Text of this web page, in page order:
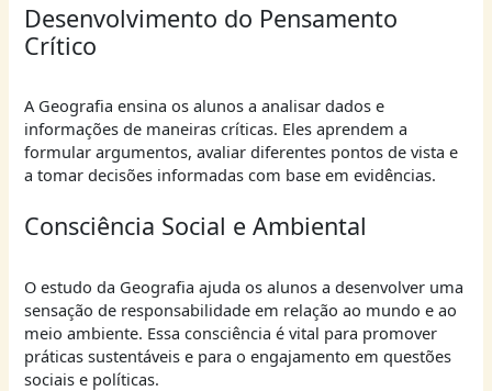
Desenvolvimento do Pensamento
Crítico
A Geografia ensina os alunos a analisar dados e
informações de maneiras críticas. Eles aprendem a
formular argumentos, avaliar diferentes pontos de vista e
a tomar decisões informadas com base em evidências.
Consciência Social e Ambiental
O estudo da Geografia ajuda os alunos a desenvolver uma
sensação de responsabilidade em relação ao mundo e ao
meio ambiente. Essa consciência é vital para promover
práticas sustentáveis e para o engajamento em questões
sociais e políticas.